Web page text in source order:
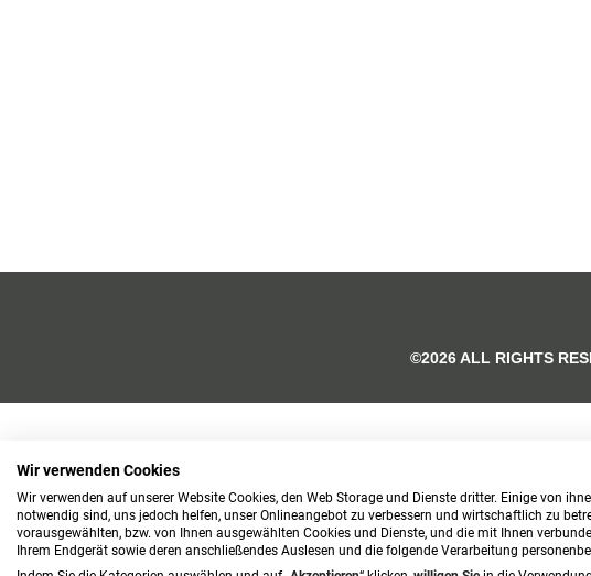
©2026 ALL RIGHTS
Wir verwenden Cookies
Wir verwenden auf unserer Website Cookies, den Web Storage und Dienste dritter. Einige von
notwendig sind, uns jedoch helfen, unser Onlineangebot zu verbessern und wirtschaftlich zu
vorausgewählten, bzw. von Ihnen ausgewählten Cookies und Dienste, und die mit Ihnen
Ihrem Endgerät sowie deren anschließendes Auslesen und die folgende Verarbeitung